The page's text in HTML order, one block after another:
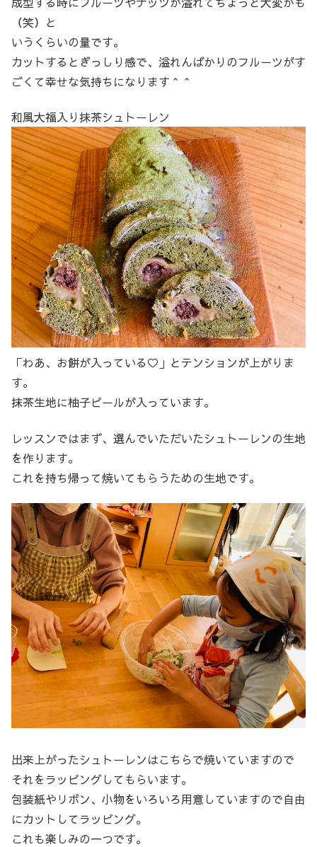
（笑）と
いうくらいの量です。
カットするとぎっしり感で、溢れんばかりのフルーツがす
ごくて幸せな気持ちになります＾＾
和風大福入り抹茶シュトーレン
「わあ、お餅が入っている♡」とテンションが上がりま
す。
抹茶生地に柚子ピールが入っています。
レッスンではまず、選んでいただいたシュトーレンの生地
を作ります。
これを持ち帰って焼いてもらうための生地です。
出来上がったシュトーレンはこちらで焼いていますので
それをラッピングしてもらいます。
包装紙やリボン、小物をいろいろ用意していますので自由
にカットしてラッピング。
これも楽しみの一つです。